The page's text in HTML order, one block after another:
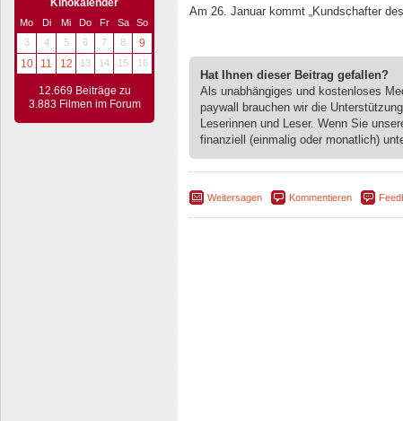
Kinokalender
Mo Di Mi Do Fr Sa
So
3
4 5 6 7 8
9
10
11 12 13 14 15 16
12.669 Beiträge zu
3.883 Filmen im Forum
Am 26. Januar kommt „Kundschafter
Hat Ihnen dieser Beitrag gefallen?
Als unabhängiges und kostenloses
paywall brauchen wir die
Leserinnen und Leser. Wenn Sie
finanziell (einmalig oder monatlich)
Weitersagen Kommentieren